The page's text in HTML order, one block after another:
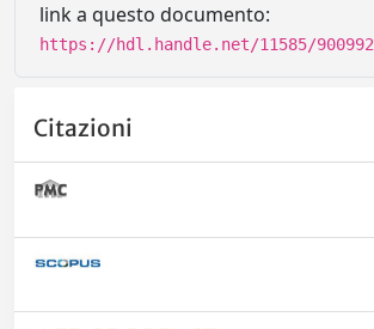
link a questo documento:
https://hdl.handle.net/11585/900992
Citazioni